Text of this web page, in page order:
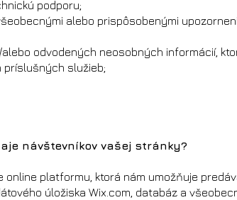
podporu;
alebo prispôsobenými
odvodených neosobných informácií,
príslušných služieb;
návštevníkov vašej stránky?
platformu, ktorá nám umožňuje
úložiska Wix.com, databáz a